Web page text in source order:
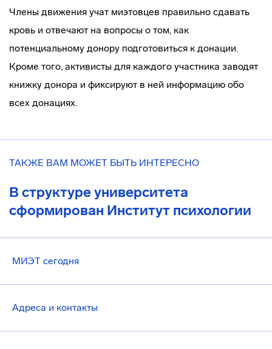
Члены движения учат миэтовцев правильно сдавать
кровь и отвечают на вопросы о том, как
потенциальному донору подготовиться к донации.
Кроме того, активисты для каждого участника заводят
книжку донора и фиксируют в ней информацию обо
всех донациях.
ТАКЖЕ ВАМ МОЖЕТ БЫТЬ ИНТЕРЕСНО
В структуре университета
сформирован Институт психологии
МИЭТ сегодня
Адреса и контакты